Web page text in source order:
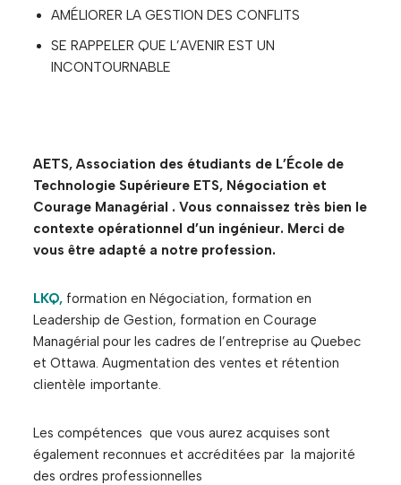
AMÉLIORER LA GESTION DES CONFLITS
SE RAPPELER QUE L’AVENIR EST UN
INCONTOURNABLE
AETS, Association des étudiants de L’École de
Technologie Supérieure ETS, Négociation et
Courage Managérial . Vous connaissez très bien le
contexte opérationnel d’un ingénieur. Merci de
vous être adapté a notre profession.
LKQ, formation en Négociation, formation en
Leadership de Gestion, formation en Courage
Managérial pour les cadres de l’entreprise au Quebec
et Ottawa. Augmentation des ventes et rétention
clientèle importante.
Les compétences que vous aurez acquises sont
également reconnues et accréditées par la majorité
des ordres professionnelles